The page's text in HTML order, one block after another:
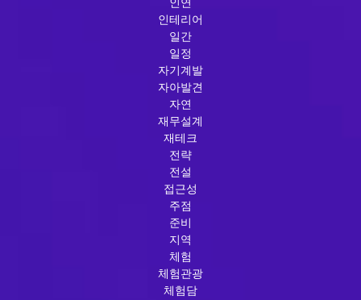
인테리어
일간
일정
자기계발
자아발견
자연
재무설계
재테크
전략
전설
접근성
주점
준비
지역
체험
체험관광
체험담